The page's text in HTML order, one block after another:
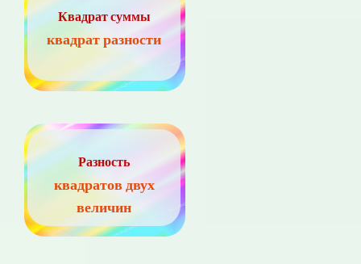
Квадрат суммы
квадрат разности
Разность
квадратов двух
величин